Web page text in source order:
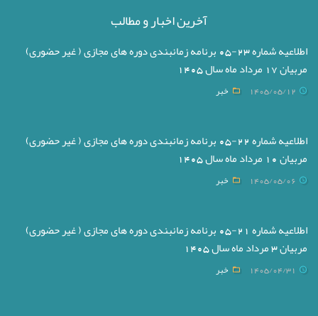
آخرین اخبار و مطالب
اطلاعیه شماره 23-05 برنامه زمانبندی دوره های مجازی ( غیر حضوری)
مربیان 17 مرداد ماه سال 1405
1405/05/12 خبر
اطلاعیه شماره 22-05 برنامه زمانبندی دوره های مجازی ( غیر حضوری)
مربیان 10 مرداد ماه سال 1405
1405/05/06 خبر
اطلاعیه شماره 21-05 برنامه زمانبندی دوره های مجازی ( غیر حضوری)
مربیان 3 مرداد ماه سال 1405
1405/04/31 خبر